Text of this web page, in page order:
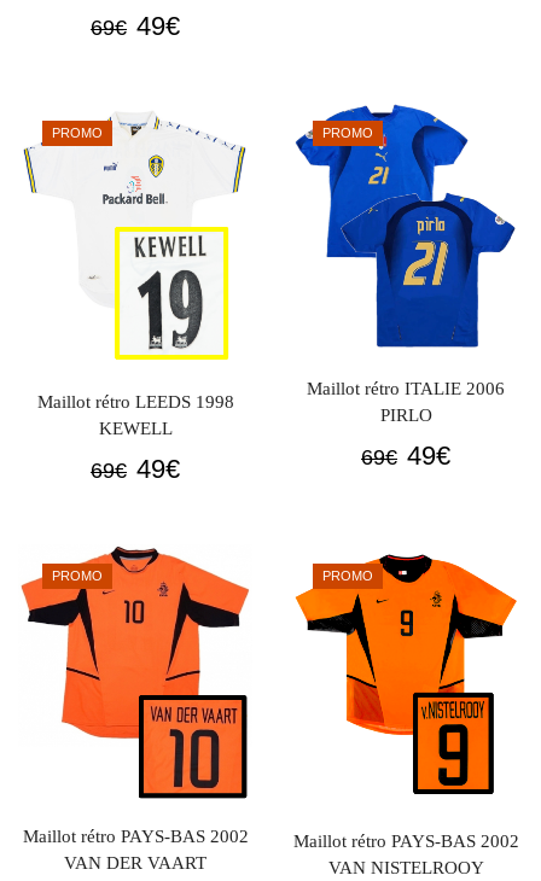
69€ Le
était :
69€.
49€Le
49€.
PROMO
Maillot rétro LEEDS 1998
KEWELL
69€ Le
était :
69€.
49€Le
est :
49€.
PROMO
Maillot rétro ITALIE 2006
PIRLO
69€ Le
était :
69€.
49€Le
49€.
PROMO
Maillot rétro PAYS-BAS 2002
VAN DER VAART
PROMO
Maillot rétro PAYS-BAS 2002
VAN NISTELROOY